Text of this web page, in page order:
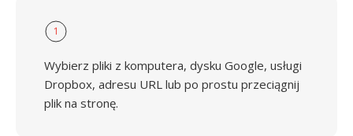
1
Wybierz pliki z komputera, dysku Google, usługi
Dropbox, adresu URL lub po prostu przeciągnij
plik na stronę.